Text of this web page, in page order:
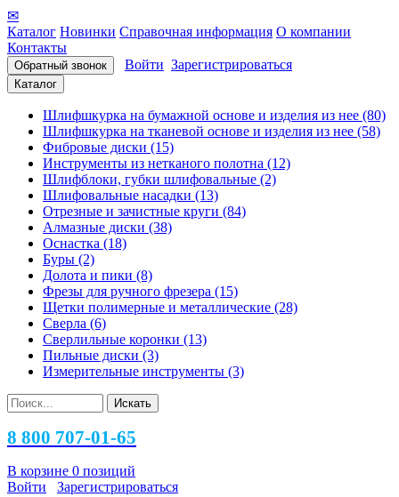
✉
Каталог Новинки Справочная информация О компании
Контакты
Обратный звонок Войти Зарегистрироваться
Каталог
Шлифшкурка на бумажной основе и изделия из нее (80)
Шлифшкурка на тканевой основе и изделия из нее (58)
Фибровые диски (15)
Инструменты из нетканого полотна (12)
Шлифблоки, губки шлифовальные (2)
Шлифовальные насадки (13)
Отрезные и зачистные круги (84)
Алмазные диски (38)
Оснастка (18)
Буры (2)
Долота и пики (8)
Фрезы для ручного фрезера (15)
Щетки полимерные и металлические (28)
Сверла (6)
Сверлильные коронки (13)
Пильные диски (3)
Измерительные инструменты (3)
8 800 707-01-65
В корзине 0 позиций
Войти
Зарегистрироваться